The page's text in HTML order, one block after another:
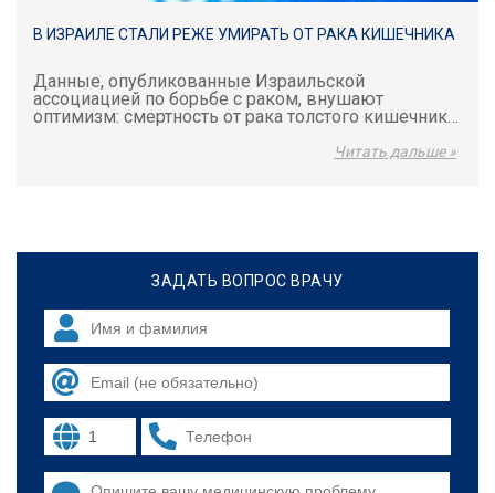
В ИЗРАИЛЕ СТАЛИ РЕЖЕ УМИРАТЬ ОТ РАКА КИШЕЧНИКА
Данные, опубликованные Израильской
ассоциацией по борьбе с раком, внушают
оптимизм: смертность от рака толстого кишечника
Израиль вышел на 3-е место по выживаемости
Читать дальше »
ЗАДАТЬ ВОПРОС ВРАЧУ